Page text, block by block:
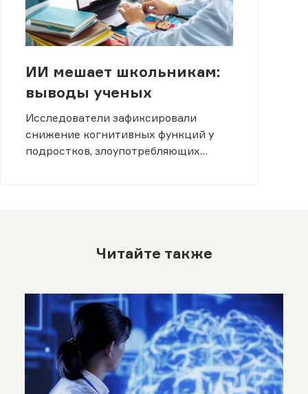
ИИ мешает школьникам:
выводы ученых
Исследователи зафиксировали
снижение когнитивных функций у
подростков, злоупотребляющих
Читайте также